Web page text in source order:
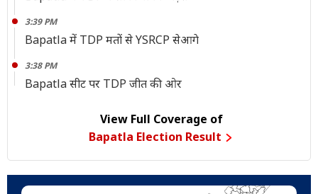
3:39 PM
Bapatla में TDP मतों से YSRCP सेआगे
3:38 PM
Bapatla सीट पर TDP जीत की ओर
View Full Coverage of
Bapatla Election Result